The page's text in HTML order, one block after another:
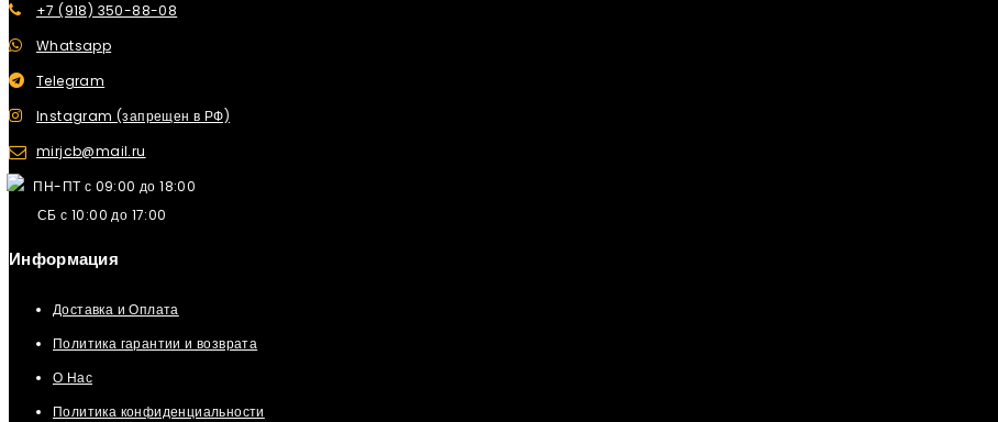
+7 (918) 350-88-08
Whatsapp
Telegram
Instagram (запрещен в РФ)
mirjcb@mail.ru
ПН-ПТ с 09:00 до 18:00
СБ с 10:00 до 17:00
Информация
Доставка и Оплата
Политика гарантии и возврата
О Нас
Политика конфиденциальности